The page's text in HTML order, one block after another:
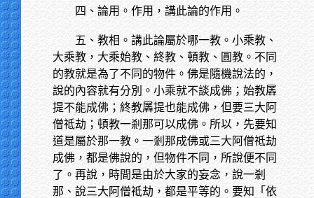
四、論用。作用，講此論的作用。
五、教相。講此論屬於哪一教。小乘教、
大乘教，大乘始教、終教、頓教、圓教。不同
的教就是為了不同的物件。佛是隨機說法的，
說的內容就有分別。小乘就不談成佛；始教羼
提不能成佛；終教羼提也能成佛，但要三大阿
僧祗劫；頓教一剎那可以成佛。所以，先要知
道是屬於那一教。一剎那成佛或三大阿僧祗劫
成佛，都是佛說的，但物件不同，所說便不同
了。再說，時間是由於大家的妄念，說一剎
那、說三大阿僧祗劫，都是平等的。要知「依